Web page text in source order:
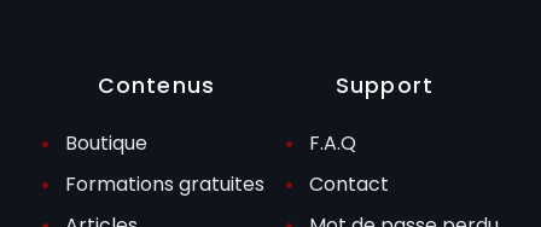
Contenus
Boutique
Formations gratuites
Support
F.A.Q
Contact